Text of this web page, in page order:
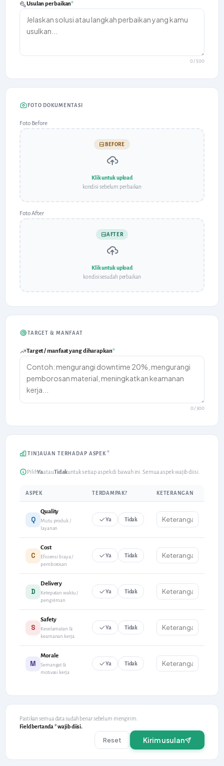
Usulan perbaikan*
0/ 500
FOTO DOKUMENTASI
Foto Before
BEFORE
Klik untuk upload
kondisi sebelum perbaikan
Foto After
AFTER
Klik untuk upload
kondisi sesudah perbaikan
TARGET & MANFAAT
Target / manfaat yang diharapkan*
0/ 300
TINJAUAN TERHADAP ASPEK *
PilihYaatauTidakuntuk setiap aspek di bawah ini. Semua aspek wajib diisi.
ASPEK TERDAMPAK? KETERANGAN
Q
Quality
Mutu produk /
layanan
Ya Tidak
C
Cost
Efisiensi biaya /
pemborosan
Ya Tidak
D
Delivery
Ketepatan waktu /
pengiriman
Ya Tidak
S
Safety
Keselamatan &
keamanan kerja
Ya Tidak
M
Morale
Semangat &
motivasi kerja
Ya Tidak
Pastikan semua data sudah benar sebelum mengirim.
Field bertanda * wajib diisi.
Reset Kirim usulan